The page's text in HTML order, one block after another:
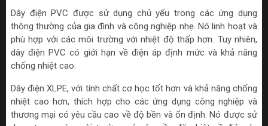
Dây điện PVC được sử dụng chủ yếu trong các ứng dụng
thông thường của gia đình và công nghiệp nhẹ. Nó linh hoạt và
phù hợp với các môi trường với nhiệt độ thấp hơn. Tuy nhiên,
dây điện PVC có giới hạn về điện áp định mức và khả năng
chống nhiệt cao.
Dây điện XLPE, với tính chất cơ học tốt hơn và khả năng chống
nhiệt cao hơn, thích hợp cho các ứng dụng công nghiệp và
thương mại có yêu cầu cao về độ bền và ổn định. Nó được sử